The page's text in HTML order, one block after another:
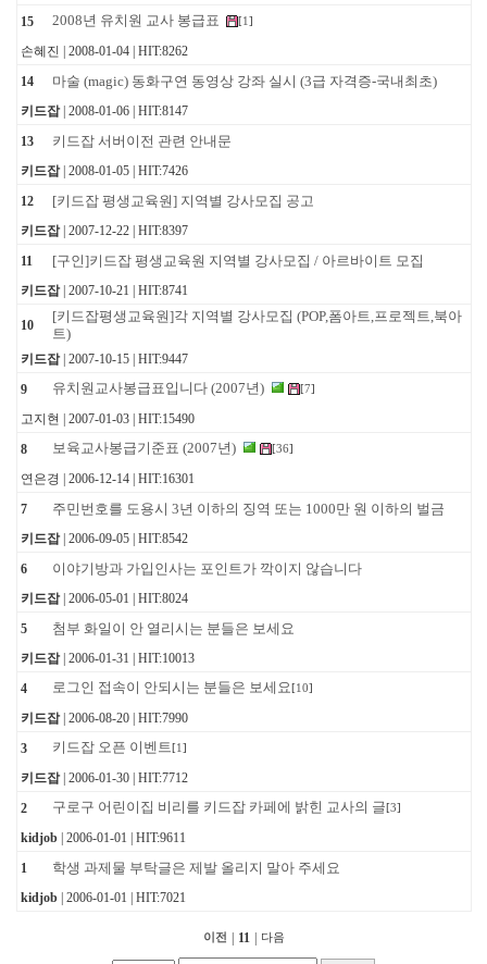
15
2008년 유치원 교사 봉급표 [1 ]
손혜진 | 2008-01-04 | HIT:8262
14
마술 (magic) 동화구연 동영상 강좌 실시 (3급 자격증-국내최초)
키드잡| 2008-01-06 | HIT:8147
13
키드잡 서버이전 관련 안내문
키드잡| 2008-01-05 | HIT:7426
12
[키드잡 평생교육원] 지역별 강사모집 공고
키드잡| 2007-12-22 | HIT:8397
11
[구인]키드잡 평생교육원 지역별 강사모집 / 아르바이트 모집
키드잡| 2007-10-21 | HIT:8741
10
[키드잡평생교육원]각 지역별 강사모집 (POP,폼아트,프로젝트,북아
트)
키드잡| 2007-10-15 | HIT:9447
9
유치원교사봉급표입니다 (2007년) [7]
고지현 | 2007-01-03 | HIT:15490
8
보육교사봉급기준표 (2007년) [36]
연은경 | 2006-12-14 | HIT:16301
7
주민번호를 도용시 3년 이하의 징역 또는 1000만 원 이하의 벌금
키드잡| 2006-09-05 | HIT:8542
6
이야기방과 가입인사는 포인트가 깍이지 않습니다
키드잡| 2006-05-01 | HIT:8024
5
첨부 화일이 안 열리시는 분들은 보세요
키드잡| 2006-01-31 | HIT:10013
4
로그인 접속이 안되시는 분들은 보세요[10]
키드잡| 2006-08-20 | HIT:7990
3
키드잡 오픈 이벤트[1 ]
키드잡| 2006-01-30 | HIT:7712
2
구로구 어린이집 비리를 키드잡 카페에 밝힌 교사의 글[3]
kidjob| 2006-01-01 | HIT:9611
1
학생 과제물 부탁글은 제발 올리지 말아 주세요
kidjob| 2006-01-01 | HIT:7021
이전 11 다음